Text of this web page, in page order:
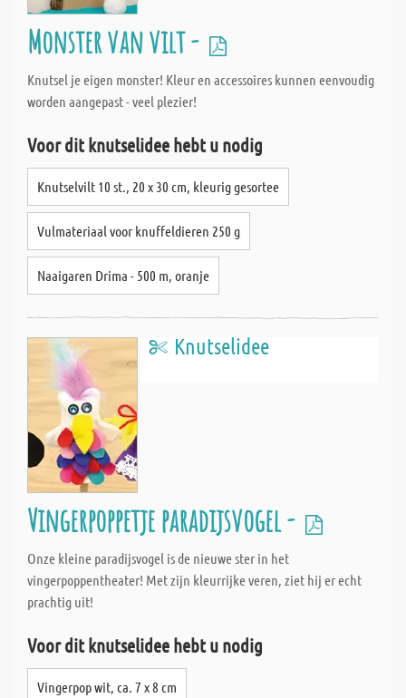
Monster van vilt -
Knutsel je eigen monster! Kleur en accessoires kunnen eenvoudig
worden aangepast - veel plezier!
Voor dit knutselidee hebt u nodig
Knutselvilt 10 st., 20 x 30 cm, kleurig gesortee
Vulmateriaal voor knuffeldieren 250 g
Naaigaren Drima - 500 m, oranje
Knutselidee
Vingerpoppetje paradijsvogel -
Onze kleine paradijsvogel is de nieuwe ster in het
vingerpoppentheater! Met zijn kleurrijke veren, ziet hij er echt
prachtig uit!
Voor dit knutselidee hebt u nodig
Vingerpop wit, ca. 7 x 8 cm